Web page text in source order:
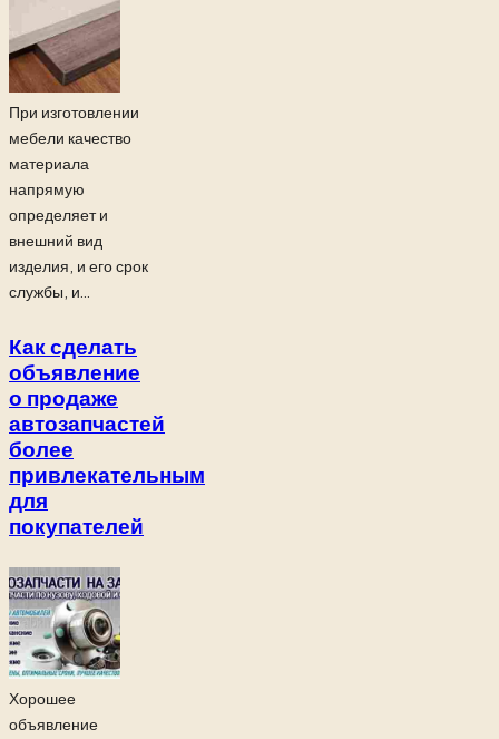
При изготовлении
мебели качество
материала
напрямую
определяет и
внешний вид
изделия, и его срок
службы, и...
Как сделать
объявление
о продаже
автозапчастей
более
привлекательным
для
покупателей
Хорошее
объявление